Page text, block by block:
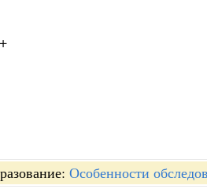
Особенности